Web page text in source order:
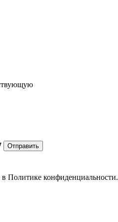
Отправить
в Политике конфиденциальности.